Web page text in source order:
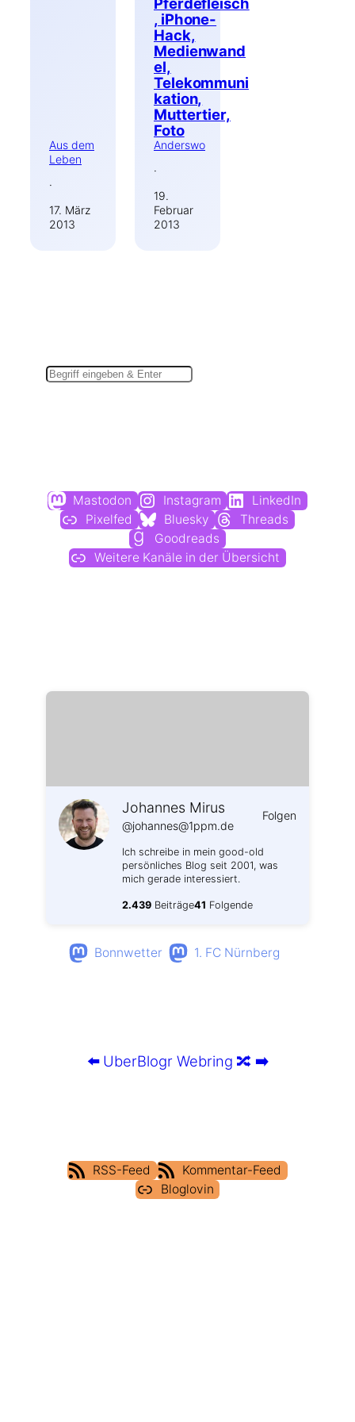
Aus dem
Leben
·
17. März
2013
, iPhone-
Hack,
Medienwand
el,
Telekommuni
kation,
Muttertier,
Foto
Anderswo
·
19.
Februar
2013
Mastodon Instagram
LinkedIn
Pixelfed
Bluesky
Threads
Goodreads
Weitere Kanäle in der Übersicht
Johannes Mirus
@johannes@1ppm.de
Folgen
Ich schreibe in mein good-old
persönliches Blog seit 2001, was
mich gerade interessiert.
2.439 Beiträge41 Folgende
Bonnwetter 1. FC Nürnberg
⬅️ UberBlogr Webring 🔀 ➡️
RSS-Feed
Kommentar-Feed
Bloglovin